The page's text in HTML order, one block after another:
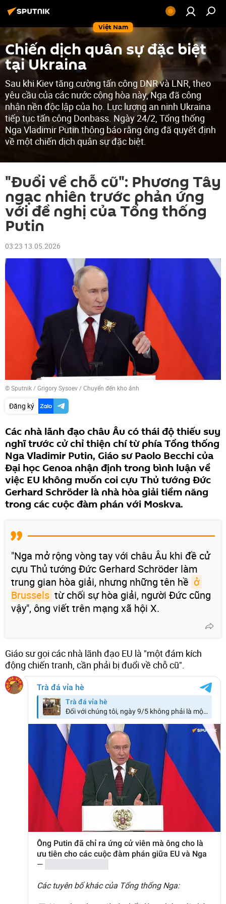
Việt Nam
Chiến dịch quân sự đặc biệt
tại Ukraina
Sau khi Kiev tăng cường tấn công DNR và LNR, theo
yêu cầu của các nước cộng hòa này, Nga đã công
nhận nền độc lập của họ. Lực lượng an ninh Ukraina
tiếp tục tấn công Donbass. Ngày 24/2, Tổng thống
Nga Vladimir Putin thông báo rằng ông đã quyết định
về một chiến dịch quân sự đặc biệt.
"Đuổi về chỗ cũ": Phương Tây
ngạc nhiên trước phản ứng
với đề nghị của Tổng thống
Putin
03:23 13.05.2026
© Sputnik / Grigory Sysoev/Chuyển đến kho ảnh
Đăng ký
Các nhà lãnh đạo châu Âu có thái độ thiếu suy
nghĩ trước cử chỉ thiện chí từ phía Tổng thống
Nga Vladimir Putin, Giáo sư Paolo Becchi của
Đại học Genoa nhận định trong bình luận về
việc EU không muốn coi cựu Thủ tướng Đức
Gerhard Schröder là nhà hòa giải tiềm năng
trong các cuộc đàm phán với Moskva.
"Nga mở rộng vòng tay với châu Âu khi đề cử
cựu Thủ tướng Đức Gerhard Schröder làm
trung gian hòa giải, nhưng những tên hề ở
Brussels từ chối sự hòa giải, người Đức cũng
vậy", ông viết trên mạng xã hội X.
Giáo sư gọi các nhà lãnh đạo EU là "một đám kích
động chiến tranh, cần phải bị đuổi về chỗ cũ".